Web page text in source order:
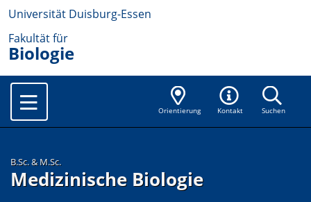
Universität Duisburg-Essen
Fakultät für
Biologie
Orientierung Kontakt Suchen
B.Sc. & M.Sc.
Medizinische Biologie